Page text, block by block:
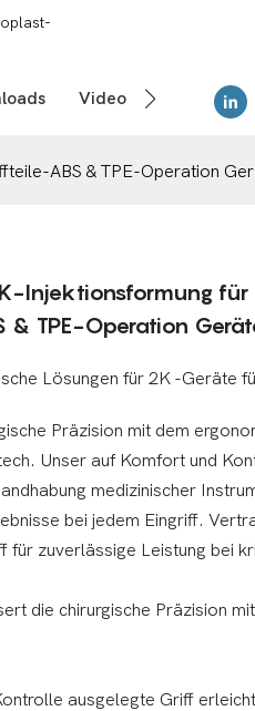
Video
ABS & TPE-Operation
Injektionsformung für
& TPE-Operation
Lösungen für 2K -Geräte
Präzision mit dem
Unser auf Komfort und
medizinischer
bei jedem Eingriff.
zuverlässige Leistung bei
die chirurgische Präzision
ausgelegte Griff